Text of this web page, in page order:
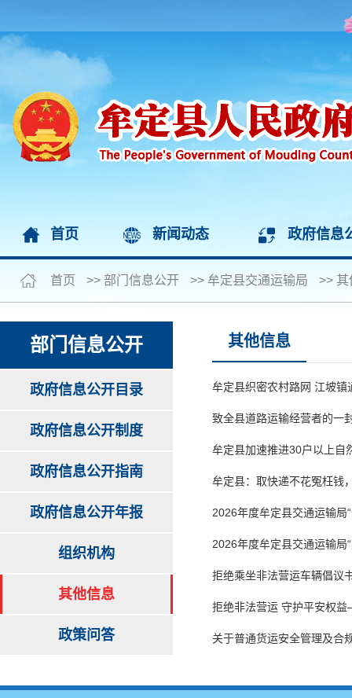
首页 新闻动态 政府信息
首页 >> 部门信息公开 >> 牟定县交通运输局 >> 其
部门信息公开
政府信息公开目录
政府信息公开制度
政府信息公开指南
政府信息公开年报
组织机构
其他信息
政策问答
其他信息
牟定县织密农村路网 江坡镇
致全县道路运输经营者的一
牟定县加速推进30户以上自
牟定县：取快递不花冤枉钱
2026年度牟定县交通运输局
2026年度牟定县交通运输局
拒绝乘坐非法营运车辆倡议
拒绝非法营运 守护平安权
关于普通货运安全管理及合